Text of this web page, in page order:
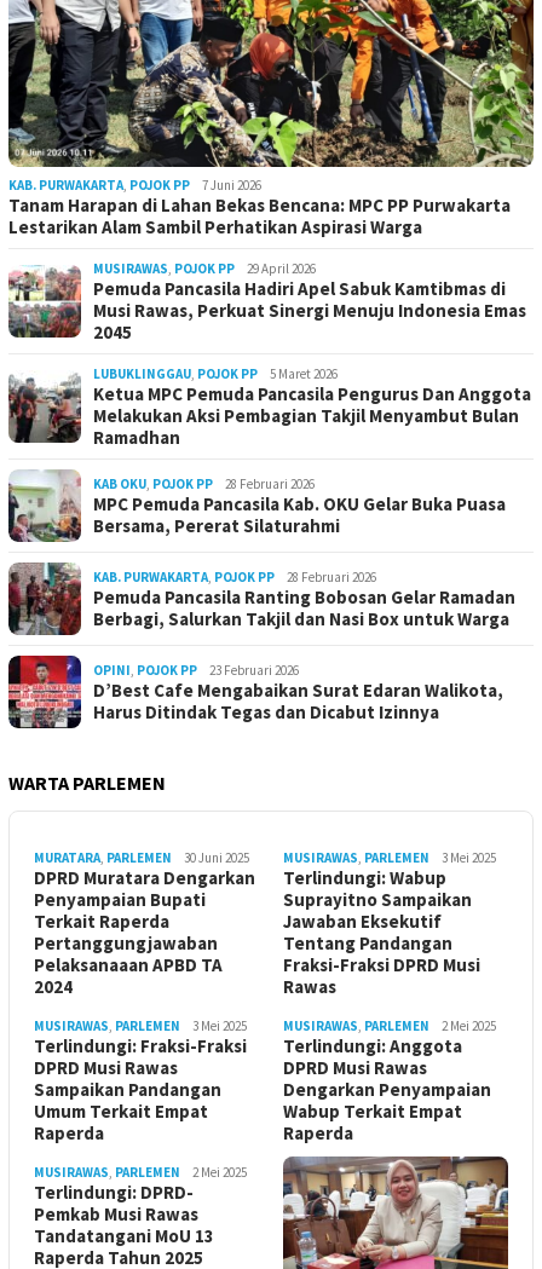
KAB. PURWAKARTA, POJOK PP 7 Juni 2026
Tanam Harapan di Lahan Bekas Bencana: MPC PP Purwakarta
Lestarikan Alam Sambil Perhatikan Aspirasi Warga
MUSIRAWAS, POJOK PP 29 April 2026
Pemuda Pancasila Hadiri Apel Sabuk Kamtibmas di
Musi Rawas, Perkuat Sinergi Menuju Indonesia Emas
2045
LUBUKLINGGAU, POJOK PP 5 Maret 2026
Ketua MPC Pemuda Pancasila Pengurus Dan Anggota
Melakukan Aksi Pembagian Takjil Menyambut Bulan
Ramadhan
KAB OKU, POJOK PP 28 Februari 2026
MPC Pemuda Pancasila Kab. OKU Gelar Buka Puasa
Bersama, Pererat Silaturahmi
KAB. PURWAKARTA, POJOK PP 28 Februari 2026
Pemuda Pancasila Ranting Bobosan Gelar Ramadan
Berbagi, Salurkan Takjil dan Nasi Box untuk Warga
OPINI, POJOK PP 23 Februari 2026
D’Best Cafe Mengabaikan Surat Edaran Walikota,
Harus Ditindak Tegas dan Dicabut Izinnya
WARTA PARLEMEN
MURATARA, PARLEMEN 30 Juni 2025
DPRD Muratara Dengarkan
Penyampaian Bupati
Terkait Raperda
Pertanggungjawaban
Pelaksanaaan APBD TA
2024
MUSIRAWAS, PARLEMEN 3 Mei 2025
Terlindungi: Wabup
Suprayitno Sampaikan
Jawaban Eksekutif
Tentang Pandangan
Fraksi-Fraksi DPRD Musi
Rawas
MUSIRAWAS, PARLEMEN 3 Mei 2025
Terlindungi: Fraksi-Fraksi
DPRD Musi Rawas
Sampaikan Pandangan
Umum Terkait Empat
Raperda
MUSIRAWAS, PARLEMEN 2 Mei 2025
Terlindungi: Anggota
DPRD Musi Rawas
Dengarkan Penyampaian
Wabup Terkait Empat
Raperda
MUSIRAWAS, PARLEMEN 2 Mei 2025
Terlindungi: DPRD-
Pemkab Musi Rawas
Tandatangani MoU 13
Raperda Tahun 2025